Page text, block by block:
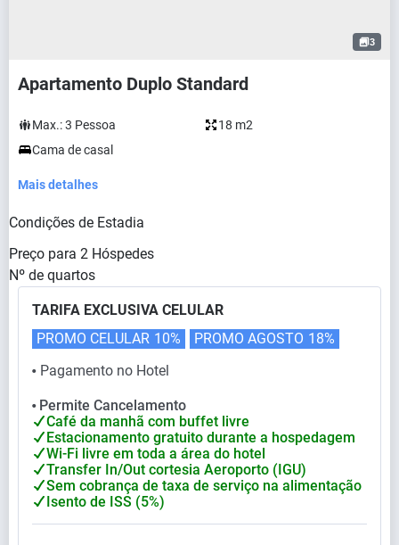
3
Apartamento Duplo Standard
Max.:3 Pessoa
18 m2
Cama de casal
Mais detalhes
Condições de Estadia
Preço para 2 Hóspedes
Nº de quartos
TARIFA EXCLUSIVA CELULAR
⬤ Pagamento no Hotel
PROMO CELULAR 10% PROMO AGOSTO 18%
⬤
Permite Cancelamento
Café da manhã com buffet livre
Estacionamento gratuito durante a hospedagem
Wi-Fi livre em toda a área do hotel
Transfer In/Out cortesia Aeroporto (IGU)
Sem cobrança de taxa de serviço na alimentação
Isento de ISS (5%)